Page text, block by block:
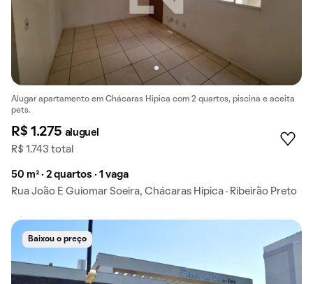
Alugar apartamento em Chácaras Hipica com 2 quartos, piscina e aceita
pets.
R$ 1.275 aluguel
R$ 1.743 total
50 m² · 2 quartos · 1 vaga
Rua João E Guiomar Soeira, Chácaras Hipica · Ribeirão Preto
Baixou o preço